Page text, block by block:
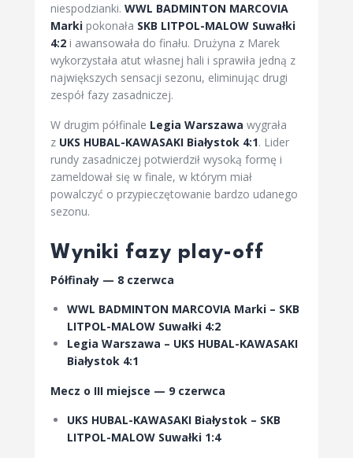
niespodzianki. WWL BADMINTON MARCOVIA
Marki pokonała SKB LITPOL-MALOW Suwałki
4:2 i awansowała do finału. Drużyna z Marek
wykorzystała atut własnej hali i sprawiła jedną z
największych sensacji sezonu, eliminując drugi
zespół fazy zasadniczej.
W drugim półfinale Legia Warszawa wygrała
z UKS HUBAL-KAWASAKI Białystok 4:1. Lider
rundy zasadniczej potwierdził wysoką formę i
zameldował się w finale, w którym miał
powalczyć o przypieczętowanie bardzo udanego
sezonu.
Wyniki fazy play-off
Półfinały — 8 czerwca
WWL BADMINTON MARCOVIA Marki – SKB
LITPOL-MALOW Suwałki 4:2
Legia Warszawa – UKS HUBAL-KAWASAKI
Białystok 4:1
Mecz o III miejsce — 9 czerwca
UKS HUBAL-KAWASAKI Białystok – SKB
LITPOL-MALOW Suwałki 1:4